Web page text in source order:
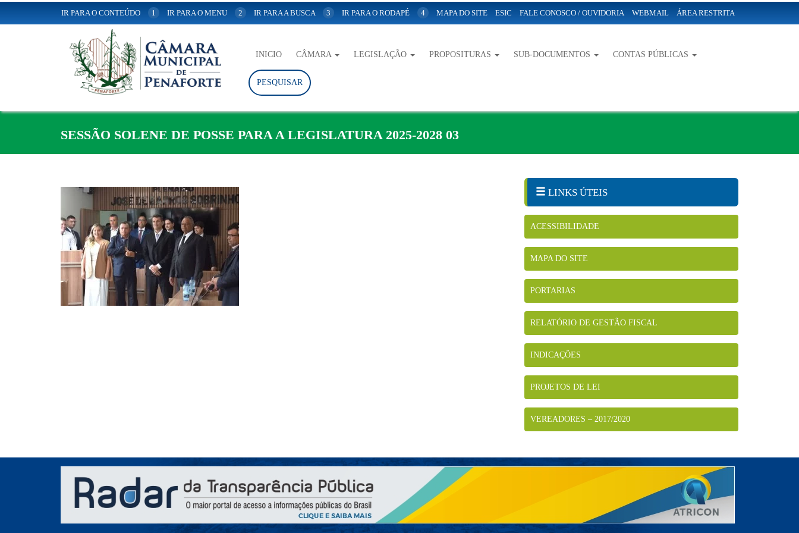
IR PARA O CONTEÚDO 1 IR PARA O MENU 2 IR PARA A BUSCA 3 IR PARA O RODAPÉ 4 MAPA DO SITE ESIC FALE CONOSCO / OUVIDORIA WEBMAIL ÁREA RESTRITA
INICIO CÂMARA LEGISLAÇÃO PROPOSITURAS SUB-DOCUMENTOS CONTAS PÚBLICAS
PESQUISAR
SESSÃO SOLENE DE POSSE PARA A LEGISLATURA 2025-2028 03
LINKS ÚTEIS
ACESSIBILIDADE
MAPA DO SITE
PORTARIAS
RELATÓRIO DE GESTÃO FISCAL
INDICAÇÕES
PROJETOS DE LEI
VEREADORES – 2017/2020